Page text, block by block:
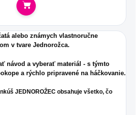
Do košíka
alebo známych vlastnoručne
v tvare Jednorožca.
návod a vyberať materiál - s týmto
a rýchlo pripravené na háčkovanie.
JEDNOROŽEC obsahuje všetko, čo